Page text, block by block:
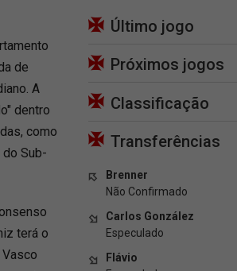
de
A
dentro
como
Sub-
terá o
Último jogo
Próximos jogos
Classificação
Transferências
Brenner
Não Confirmado
Carlos González
Especulado
Flávio